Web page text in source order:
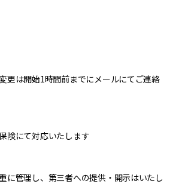
更は開始1時間前までにメールにてご連絡
険にて対応いたします
に管理し、第三者への提供・開示はいたし